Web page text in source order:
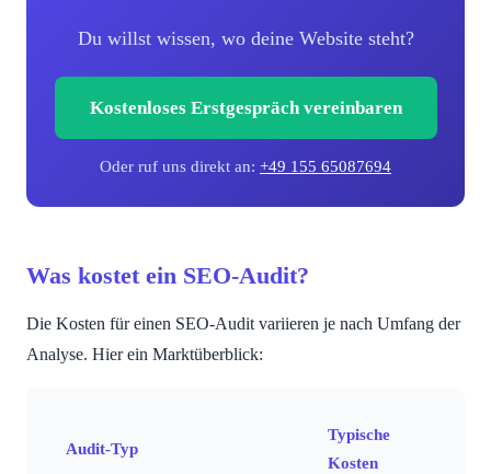
Du willst wissen, wo deine Website steht?
Kostenloses Erstgespräch vereinbaren
Oder ruf uns direkt an: +49 155 65087694
Was kostet ein SEO-Audit?
Die Kosten für einen SEO-Audit variieren je nach Umfang der
Analyse. Hier ein Marktüberblick:
Audit-Typ
Typische
Kosten